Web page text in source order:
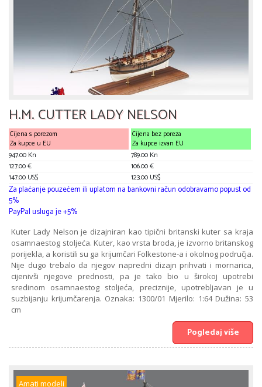
H.M. CUTTER LADY NELSON
Cijena s porezom
Za kupce u EU
947.00 Kn
127.00 €
147.00 US$
Cijena bez poreza
Za kupce izvan EU
789.00 Kn
106.00 €
123.00 US$
Za plaćanje pouzećem ili uplatom na bankovni račun odobravamo popust od
5%
PayPal usluga je +5%
Kuter Lady Nelson je dizajniran kao tipični britanski kuter sa kraja
osamnaestog stoljeća. Kuter, kao vrsta broda, je izvorno britanskog
porijekla, a koristili su ga krijumčari Folkestone-a i okolnog područja.
Nije dugo trebalo da njegov napredni dizajn prihvati i mornarica,
cijenivši njegove prednosti, pa je tako bio u širokoj upotrebi
sredinom osamnaestog stoljeća, preciznije, upotrebljavan je u
suzbijanju krijumčarenja. Oznaka: 1300/01 Mjerilo: 1:64 Dužina: 53
cm
Pogledaj više
Amati modeli